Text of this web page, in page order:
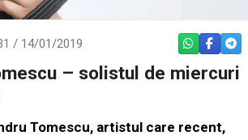
/ 14/01/2019 WHATSAPP
– solistul de miercuri
Tomescu, artistul care recent,